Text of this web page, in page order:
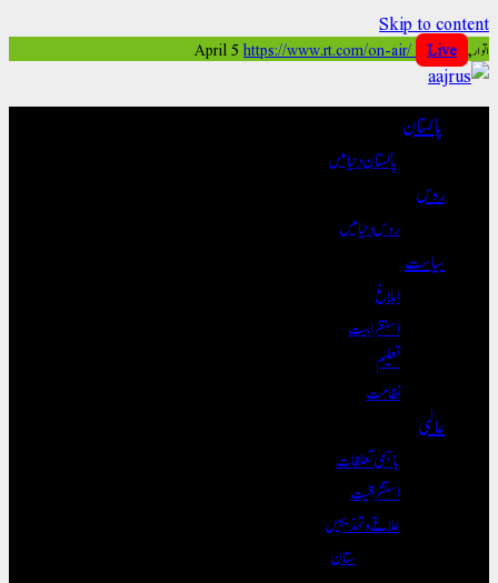
Skip to content
اتوار, April 5 https://www.rt.com/on-air/ Live
پاکستان
پاکستان دنیا میں
روس
روس دنیا میں
سیاست
ابلاغ
استغرابیت
تعلیم
نظامت
عالمی
باہمی تعلقات
استشراقیت
علاقے و تہذیبیں
ستان